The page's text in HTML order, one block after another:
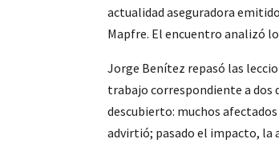
actualidad aseguradora
Mapfre. El encuentro analizó
Jorge Benítez repasó las
trabajo correspondiente a dos
descubierto: muchos
advirtió; pasado el impacto, la